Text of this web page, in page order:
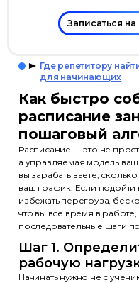
Записаться
Где репетитору
для начинающих
Как быстро
расписание
пошаговый
Расписание — это не
а управляемая модель
вы зарабатываете,
ваш график. Если
избежать перегруза,
что вы все время в работе,
последовательные шаги
Шаг 1.
рабочую
Начинать нужно не с